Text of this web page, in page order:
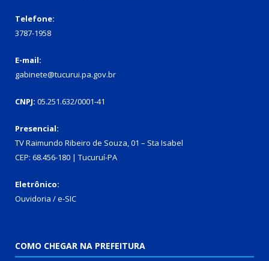
Telefone:
3787-1958
E-mail:
gabinete@tucurui.pa.gov.br
CNPJ: 05.251.632/0001-41
Presencial:
TV Raimundo Ribeiro de Souza, 01 – Sta Isabel
CEP: 68.456-180 | Tucuruí-PA
Eletrônico:
Ouvidoria /e-SIC
COMO CHEGAR NA PREFEITURA